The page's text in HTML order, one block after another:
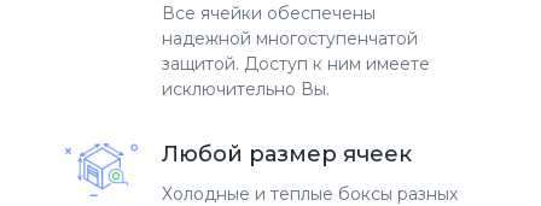
Все ячейки обеспечены
надежной многоступенчатой
защитой. Доступ к ним имеете
исключительно Вы.
Любой размер ячеек
Холодные и теплые боксы разных